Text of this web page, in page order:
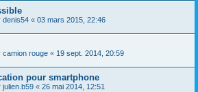
denis54 « 03 mars 2015, 22:46
camion rouge « 19 sept. 2014, 20:59
pour smartphone
julien.b59 « 26 mai 2014, 12:51